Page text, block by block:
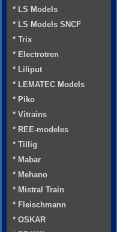
* LS Models
* LS Models SNCF
* Trix
* Electrotren
* Liliput
* LEMATEC Models
* Piko
* Vitrains
* REE-modeles
* Tillig
* Mabar
* Mehano
* Mistral Train
* Fleischmann
* OSKAR